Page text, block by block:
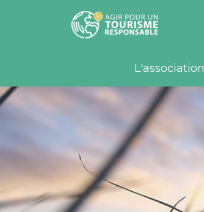
L'association